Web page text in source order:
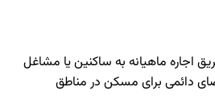
اجاره ماهیانه به ساکنین یا مشاغل
دائمی برای مسکن در مناطق